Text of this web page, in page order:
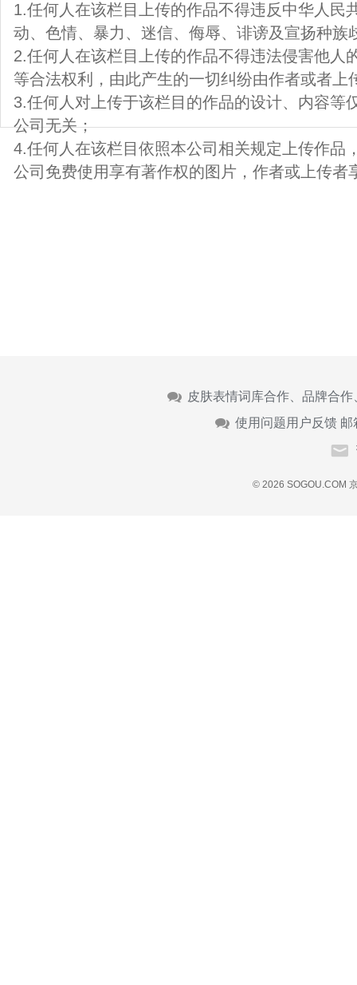
1.任何人在该栏目上传的作品不得违反中华人民
动、色情、暴力、迷信、侮辱、诽谤及宣扬种族
2.任何人在该栏目上传的作品不得违法侵害他人
等合法权利，由此产生的一切纠纷由作者或者上
3.任何人对上传于该栏目的作品的设计、内容等
公司无关；
4.任何人在该栏目依照本公司相关规定上传作品
公司免费使用享有著作权的图片，作者或上传者
皮肤表情词库合作、品牌合
使用问题用户反馈 邮
© 2026 SOGOU.COM